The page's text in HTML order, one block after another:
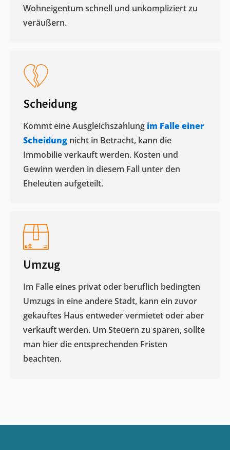
Wohneigentum schnell und unkompliziert zu
veräußern. ​
Scheidung
Kommt eine Ausgleichszahlung im Falle einer
Scheidung nicht in Betracht, kann die
Immobilie verkauft werden. Kosten und
Gewinn werden in diesem Fall unter den
Eheleuten aufgeteilt.​
Umzug
Im Falle eines privat oder beruflich bedingten
Umzugs in eine andere Stadt, kann ein zuvor
gekauftes Haus entweder vermietet oder aber
verkauft werden. Um Steuern zu sparen, sollte
man hier die entsprechenden Fristen
beachten.